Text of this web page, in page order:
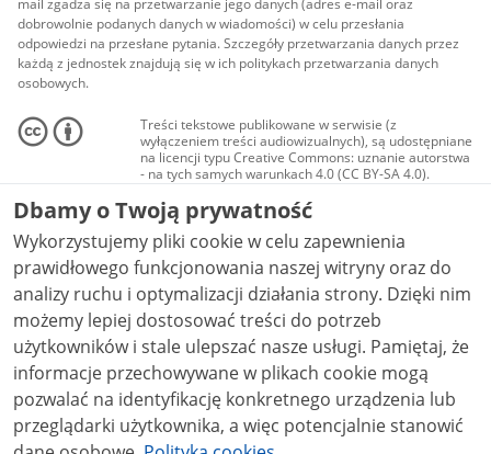
mail zgadza się na przetwarzanie jego danych (adres e-mail oraz
dobrowolnie podanych danych w wiadomości) w celu przesłania
odpowiedzi na przesłane pytania. Szczegóły przetwarzania danych przez
każdą z jednostek znajdują się w ich politykach przetwarzania danych
osobowych.
Treści tekstowe publikowane w serwisie (z
wyłączeniem treści audiowizualnych), są udostępniane
na licencji typu Creative Commons: uznanie autorstwa
- na tych samych warunkach 4.0 (CC BY-SA 4.0).
Materiały audiowizualne, w tym zdjęcia, materiały
audio i wideo, są udostępniane na licencji typu
Creative Commons: uznanie autorstwa użycie
niekomercyjne - bez utworów zależnych 4.0 (CC BY-
NC-ND 4.0), o ile nie jest to stwierdzone inaczej.
Dbamy o Twoją prywatność
Wykorzystujemy pliki cookie w celu zapewnienia
prawidłowego funkcjonowania naszej witryny oraz do
analizy ruchu i optymalizacji działania strony. Dzięki nim
możemy lepiej dostosować treści do potrzeb
użytkowników i stale ulepszać nasze usługi. Pamiętaj, że
informacje przechowywane w plikach cookie mogą
pozwalać na identyfikację konkretnego urządzenia lub
przeglądarki użytkownika, a więc potencjalnie stanowić